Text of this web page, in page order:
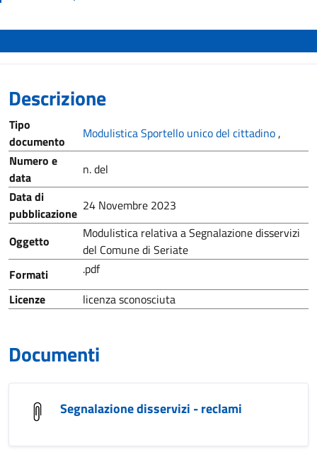
Descrizione
Tipo
documento
Modulistica Sportello unico del cittadino,
Numero e
data
n. del
Data di
pubblicazione 24 Novembre 2023
Oggetto
Modulistica relativa a Segnalazione disservizi
del Comune di Seriate
Formati
.pdf
Licenze
licenza sconosciuta
Documenti
Segnalazione disservizi - reclami